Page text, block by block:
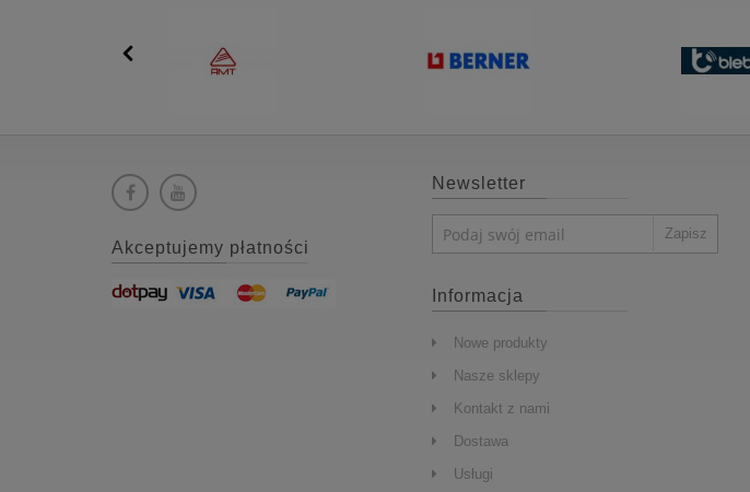
Akceptujemy płatności
Newsletter
Informacja
Nowe produkty
Nasze sklepy
Kontakt z nami
Dostawa
Usługi